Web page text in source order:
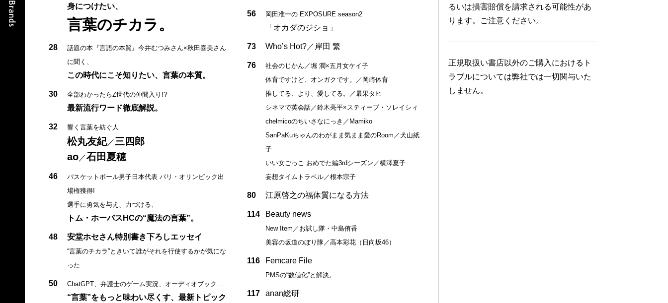
身につけたい、
言葉のチカラ。
28
話題の本『言語の本質』今井むつみさん×秋田喜美さん
に聞く、
この時代にこそ知りたい、言葉の本質。
30 全部わかったらZ世代の仲間入り!?
最新流行ワード徹底解説。
32 響く言葉を紡ぐ人
松丸友紀／三四郎
ao／石田夏穂
46
バスケットボール男子日本代表 パリ・オリンピック出
場権獲得!
選手に勇気を与え、力づける、
トム・ホーバスHCの“魔法の言葉”。
48 安堂ホセさん特別書き下ろしエッセイ
“言葉のチカラ”ときいて誰がそれを行使するかが気にな
った
50 ChatGPT、弁護士のゲーム実況、オーディオブック…
“言葉”をもっと味わい尽くす、最新トピック
56 岡田准一の EXPOSURE season2
「オカダのジショ」
73 Who’s Hot?／岸田 繁
76
社会のじかん／堀 潤×五月女ケイ子
体育ですけど、オンガクです。／岡崎体育
推してる、より、愛してる。／最果タヒ
シネマで英会話／鈴木亮平×スティーブ・ソレイシィ
chelmicoのちいさなにっき／Mamiko
SanPaKuちゃんのわがまま気まま愛のRoom／犬山紙
子
いい女ごっこ おめでた編3rdシーズン／横澤夏子
妄想タイムトラベル／根本宗子
80 江原啓之の福体質になる方法
114 Beauty news
New Item／お試し隊・中島侑香
美容の坂道のぼり隊／高本彩花（日向坂46）
116 Femcare File
PMSの“数値化”と解決。
117 anan総研
るいは損害賠償を請求される可能性があ
ります。ご注意ください。
正規取扱い書店以外のご購入におけるト
ラブルについては弊社では一切関与いた
しません。